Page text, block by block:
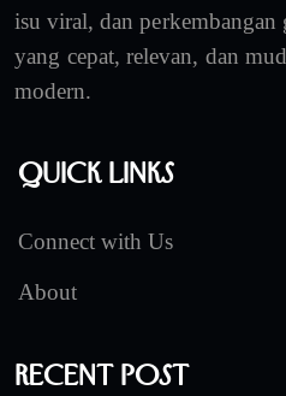
isu viral, dan perkembangan
yang cepat, relevan, dan
modern.
Quick Links
Connect with Us
About
Recent Post